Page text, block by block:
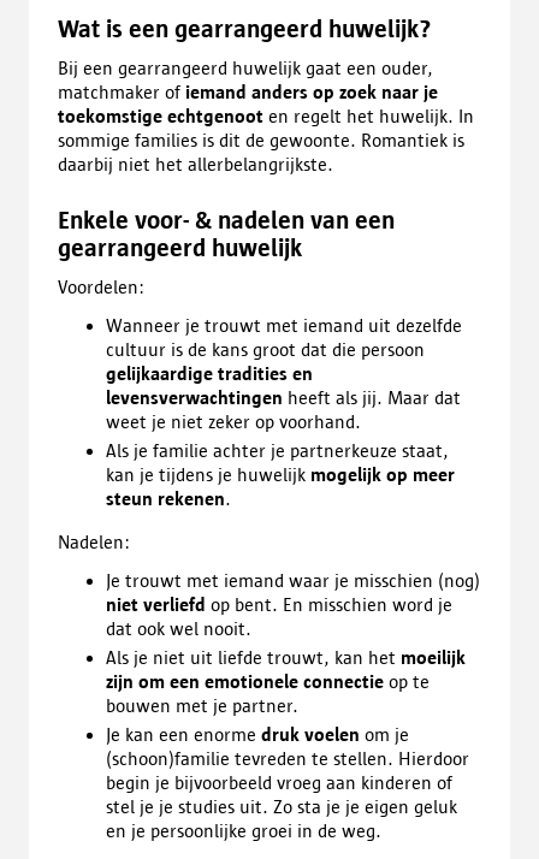
Wat is een gearrangeerd huwelijk?
Bij een gearrangeerd huwelijk gaat een ouder,
matchmaker of iemand anders op zoek naar je
toekomstige echtgenoot en regelt het huwelijk. In
sommige families is dit de gewoonte. Romantiek is
daarbij niet het allerbelangrijkste.
Enkele voor- & nadelen van een
gearrangeerd huwelijk
Voordelen:
Wanneer je trouwt met iemand uit dezelfde
cultuur is de kans groot dat die persoon
gelijkaardige tradities en
levensverwachtingen heeft als jij. Maar dat
weet je niet zeker op voorhand.
Als je familie achter je partnerkeuze staat,
kan je tijdens je huwelijk mogelijk op meer
steun rekenen.
Nadelen:
Je trouwt met iemand waar je misschien (nog)
niet verliefd op bent. En misschien word je
dat ook wel nooit.
Als je niet uit liefde trouwt, kan het moeilijk
zijn om een emotionele connectie op te
bouwen met je partner.
Je kan een enorme druk voelen om je
(schoon)familie tevreden te stellen. Hierdoor
begin je bijvoorbeeld vroeg aan kinderen of
stel je je studies uit. Zo sta je je eigen geluk
en je persoonlijke groei in de weg.